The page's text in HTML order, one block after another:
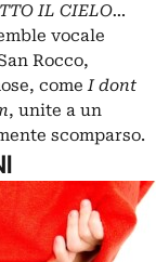
IL CIELO…
vocale
Rocco,
comeI dont
, unite a un
scomparso.